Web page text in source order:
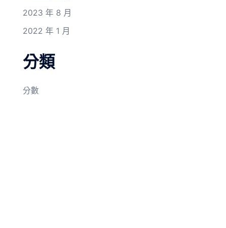
2023 年 8 月
2022 年 1 月
分類
分數